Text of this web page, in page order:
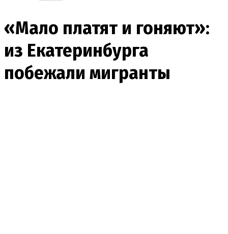
«Мало платят и гоняют»:
из Екатеринбурга
побежали мигранты